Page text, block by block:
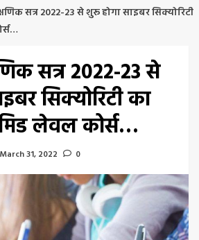
सत्र 2022-23 से शुरू होगा साइबर सिक्योरिटी
सत्र 2022-23 से
सिक्योरिटी का
लेवल कोर्स…
March 31, 2022 0